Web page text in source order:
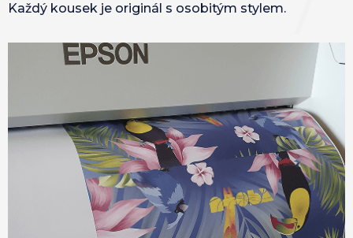
Každý kousek je originál s osobitým stylem.